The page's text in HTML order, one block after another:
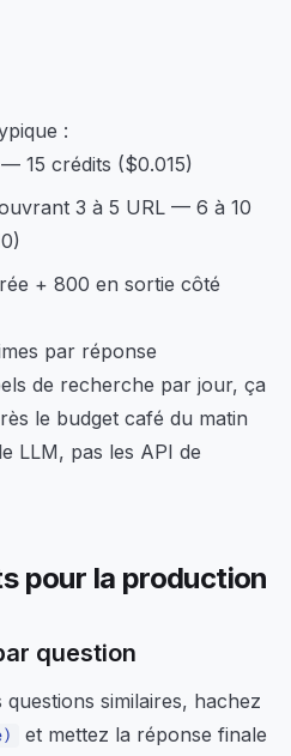
:
15 crédits ($0.015)
3 à 5 URL — 6 à 10
+ 800 en sortie côté
par réponse
de recherche par jour, ça
le budget café du matin
LLM, pas les API de
pour la production
question
similaires, hachez
et mettez la réponse finale